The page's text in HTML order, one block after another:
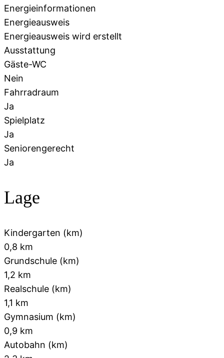
Energieinformationen
Energieausweis
Energieausweis wird erstellt
Ausstattung
Gäste-WC
Nein
Fahrradraum
Ja
Spielplatz
Ja
Seniorengerecht
Ja
Lage
Kindergarten (km)
0,8 km
Grundschule (km)
1,2 km
Realschule (km)
1,1 km
Gymnasium (km)
0,9 km
Autobahn (km)